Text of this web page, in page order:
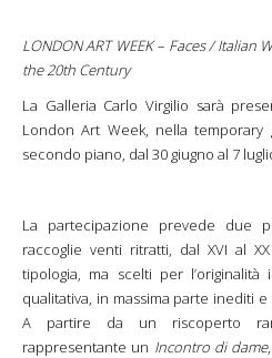
LONDON ART WEEK – Faces / Italian
the 20th Century
La Galleria Carlo Virgilio sarà
London Art Week, nella temporary
secondo piano, dal 30 giugno al 7
La partecipazione prevede due
raccoglie venti ritratti, dal XVI al
tipologia, ma scelti per l’originalità
qualitativa, in massima parte inediti
A partire da un riscoperto
rappresentante un Incontro di dame